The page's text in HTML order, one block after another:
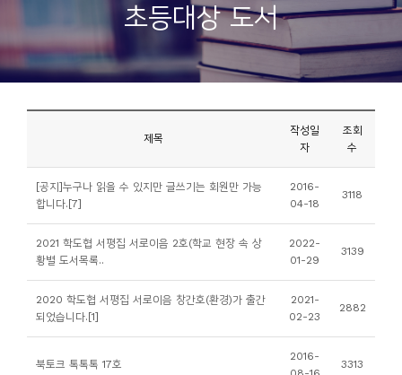
초등대상 도서
제목
작성일
자
조회
수
[공지]누구나 읽을 수 있지만 글쓰기는 회원만 가능
합니다. [7]
2016-
04-18
3118
2021 학도협 서평집 서로이음 2호(학교 현장 속 상
황별 도서목록..
2022-
01-29
3139
2020 학도협 서평집 서로이음 창간호(환경)가 출간
되었습니다.[1]
2021-
02-23
2882
북토크 톡톡톡 17호
2016-
3313
공
지
사
아